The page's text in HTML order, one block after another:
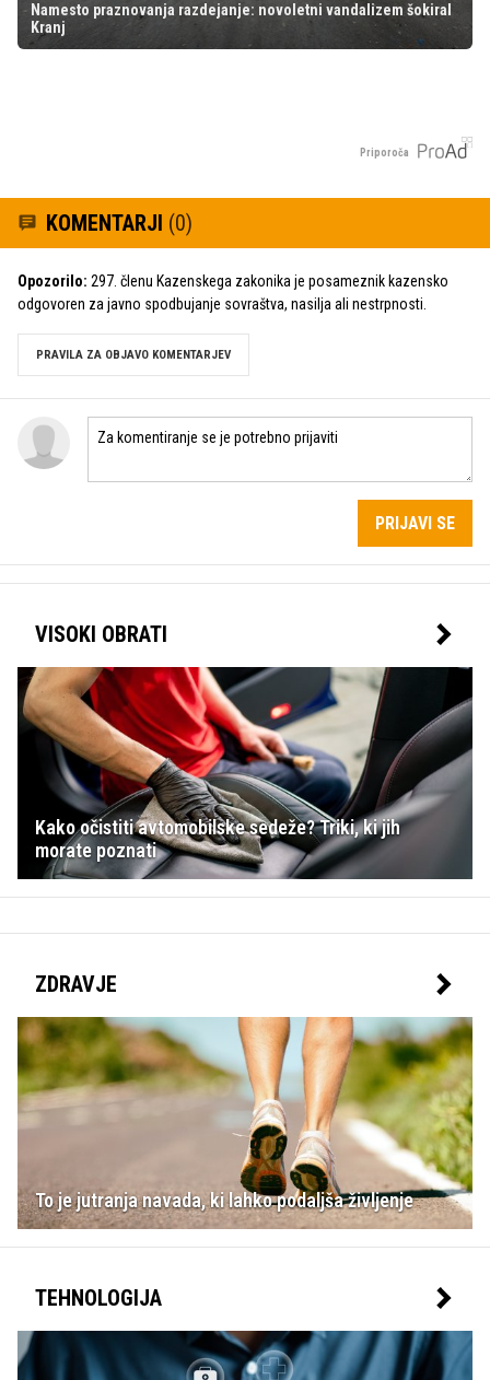
Namesto praznovanja razdejanje: novoletni vandalizem šokiral
Kranj
Priporoča
KOMENTARJI (0)
Opozorilo: 297. členu Kazenskega zakonika je posameznik kazensko
odgovoren za javno spodbujanje sovraštva, nasilja ali nestrpnosti.
PRAVILA ZA OBJAVO KOMENTARJEV
PRIJAVI SE
VISOKI OBRATI
Kako očistiti avtomobilske sedeže? Triki, ki jih
morate poznati
ZDRAVJE
To je jutranja navada, ki lahko podaljša življenje
TEHNOLOGIJA